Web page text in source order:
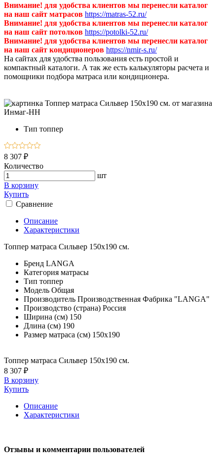
Внимание! для удобства клиентов мы перенесли каталог
на наш сайт матрасов https://matras-52.ru/
Внимание! для удобства клиентов мы перенесли каталог
на наш сайт потолков https://potolki-52.ru/
Внимание! для удобства клиентов мы перенесли каталог
на наш сайт кондиционеров https://nmir-s.ru/
На сайтах для удобства пользования есть простой и
компактный каталоги. А так же есть калькуляторы расчета и
помощники подбора матраса или кондиционера.
Тип топпер
8 307 ₽
Количество
шт
В корзину
Купить
Сравнение
Описание
Характеристики
Топпер матраса Сильвер 150х190 см.
Бренд LANGA
Категория матрасы
Тип топпер
Модель Общая
Производитель Производственная Фабрика "LANGA"
Производство (страна) Россия
Ширина (см) 150
Длина (см) 190
Размер матраса (см) 150х190
Топпер матраса Сильвер 150х190 см.
8 307 ₽
В корзину
Купить
Описание
Характеристики
Отзывы и комментарии пользователей